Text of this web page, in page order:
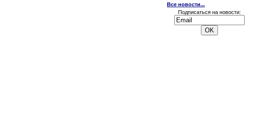
Все новости...
Подписаться на новости: